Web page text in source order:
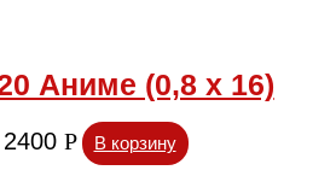
Аниме (0,8 х 16)
2400 Р В корзину